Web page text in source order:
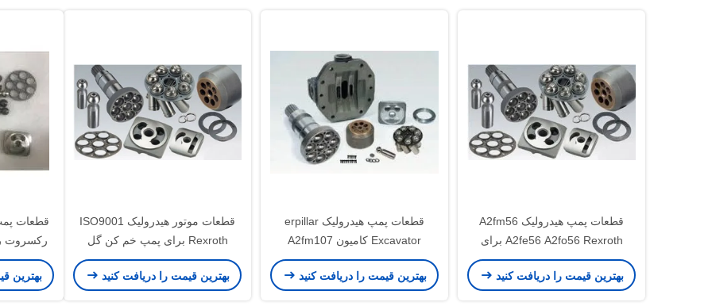
قطعات پمپ هیدرولیک A2fm56
A2fe56 A2fo56 Rexroth برای
کامیون پمپ بتنی
بهترین قیمت را دریافت کنید
قطعات پمپ هیدرولیک erpillar
Excavator کامیون A2fm107
A2fe107 A2fo107
بهترین قیمت را دریافت کنید
قطعات موتور هیدرولیک ISO9001
Rexroth برای پمپ خم کن گل
A6VM107
بهترین قیمت را دریافت کنید
قطعات
رکسروت
بهترین